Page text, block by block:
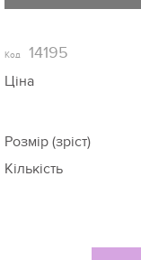
Код 14195
Ціна
Розмір (зріст)
Кількість